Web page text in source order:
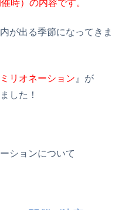
時）の内容です。
が出る季節になってきま
リオネーション 』が
した！
ションについて